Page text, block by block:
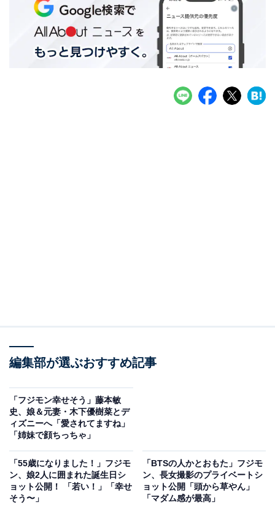
編集部が選ぶおすすめ記事
「フジモン幸せそう」藤本敏
史、娘＆元妻・木下優樹菜とデ
ィズニーへ「愛されてますね」
「姉妹で顔ちっちゃ」
「55歳になりました！」フジモ
ン、娘2人に囲まれた誕生日シ
ョット公開！ 「若い！」「幸せ
そう〜」
「BTSの人かとおもた」フジモ
ン、長女撮影のプライベートシ
ョット公開「頭から草やん」
「マダム感が最高」